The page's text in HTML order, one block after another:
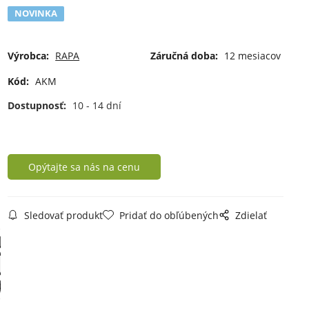
NOVINKA
Výrobca: RAPA Záručná doba: 12 mesiacov
Kód: AKM
Dostupnosť: 10 - 14 dní
Opýtajte sa nás na cenu
Sledovať produkt Pridať do obľúbených Zdielať